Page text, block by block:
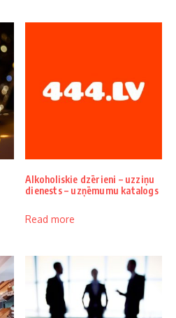
Alkoholiskie dzērieni – uzziņu
dienests – uzņēmumu katalogs
Read more